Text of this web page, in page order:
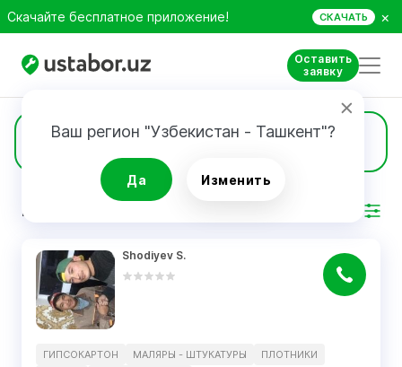
Скачайте бесплатное приложение! СКАЧАТЬ ×
Оставить
заявку
Ваш регион "Узбекистан - Ташкент"?
Да Изменить
Кладка кирпича
РЕЗУЛЬТАТ
Shodiyev S.
ГИПСОКАРТОН МАЛЯРЫ - ШТУКАТУРЫ
ПЛОТНИКИ